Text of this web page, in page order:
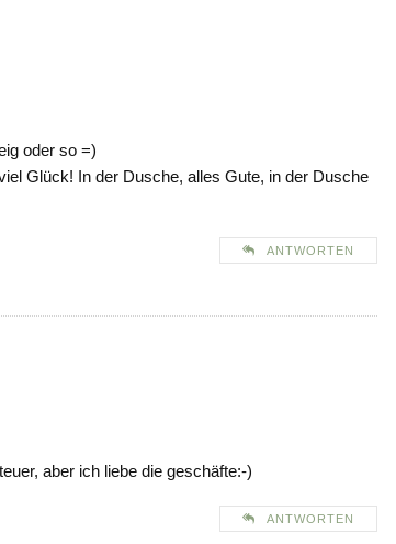
oder so =)
Glück! In der Dusche, alles Gute, in der Dusche
ANTWORTEN
aber ich liebe die geschäfte:-)
ANTWORTEN